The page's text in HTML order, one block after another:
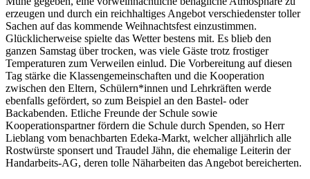
erzeugen und durch ein reichhaltiges Angebot verschiedenster toller
Sachen auf das kommende Weihnachtsfest einzustimmen.
Glücklicherweise spielte das Wetter bestens mit. Es blieb den
ganzen Samstag über trocken, was viele Gäste trotz frostiger
Temperaturen zum Verweilen einlud. Die Vorbereitung auf diesen
Tag stärke die Klassengemeinschaften und die Kooperation
zwischen den Eltern, Schülern*innen und Lehrkräften werde
ebenfalls gefördert, so zum Beispiel an den Bastel- oder
Backabenden. Etliche Freunde der Schule sowie
Kooperationspartner fördern die Schule durch Spenden, so Herr
Lieblang vom benachbarten Edeka-Markt, welcher alljährlich alle
Rostwürste sponsert und Traudel Jähn, die ehemalige Leiterin der
Handarbeits-AG, deren tolle Näharbeiten das Angebot bereicherten.